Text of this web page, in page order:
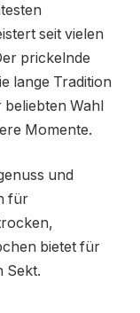
seit vielen
prickelnde
lange Tradition
beliebten Wahl
Momente.
und
für
bietet für
Sekt.